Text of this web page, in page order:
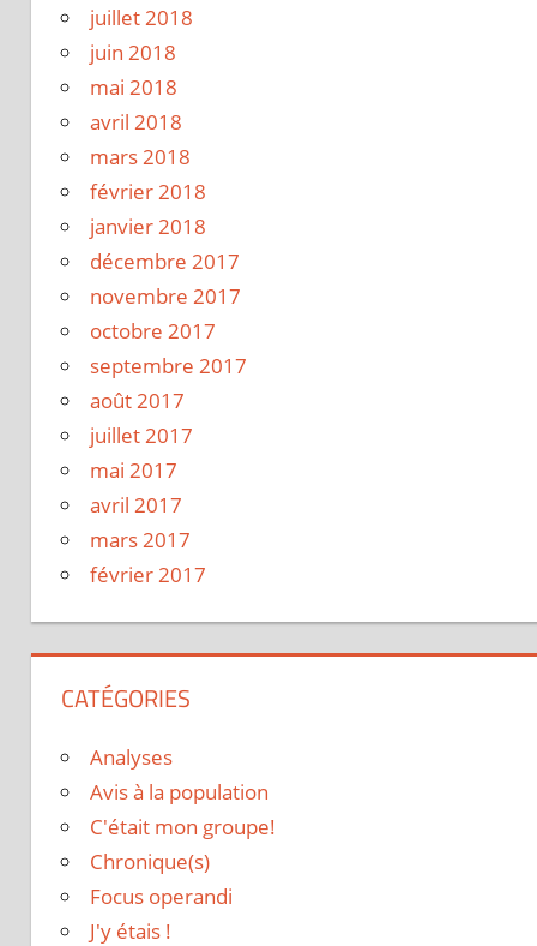
juillet 2018
juin 2018
mai 2018
avril 2018
mars 2018
février 2018
janvier 2018
décembre 2017
novembre 2017
octobre 2017
septembre 2017
août 2017
juillet 2017
mai 2017
avril 2017
mars 2017
février 2017
CATÉGORIES
Analyses
Avis à la population
C'était mon groupe!
Chronique(s)
Focus operandi
J'y étais !